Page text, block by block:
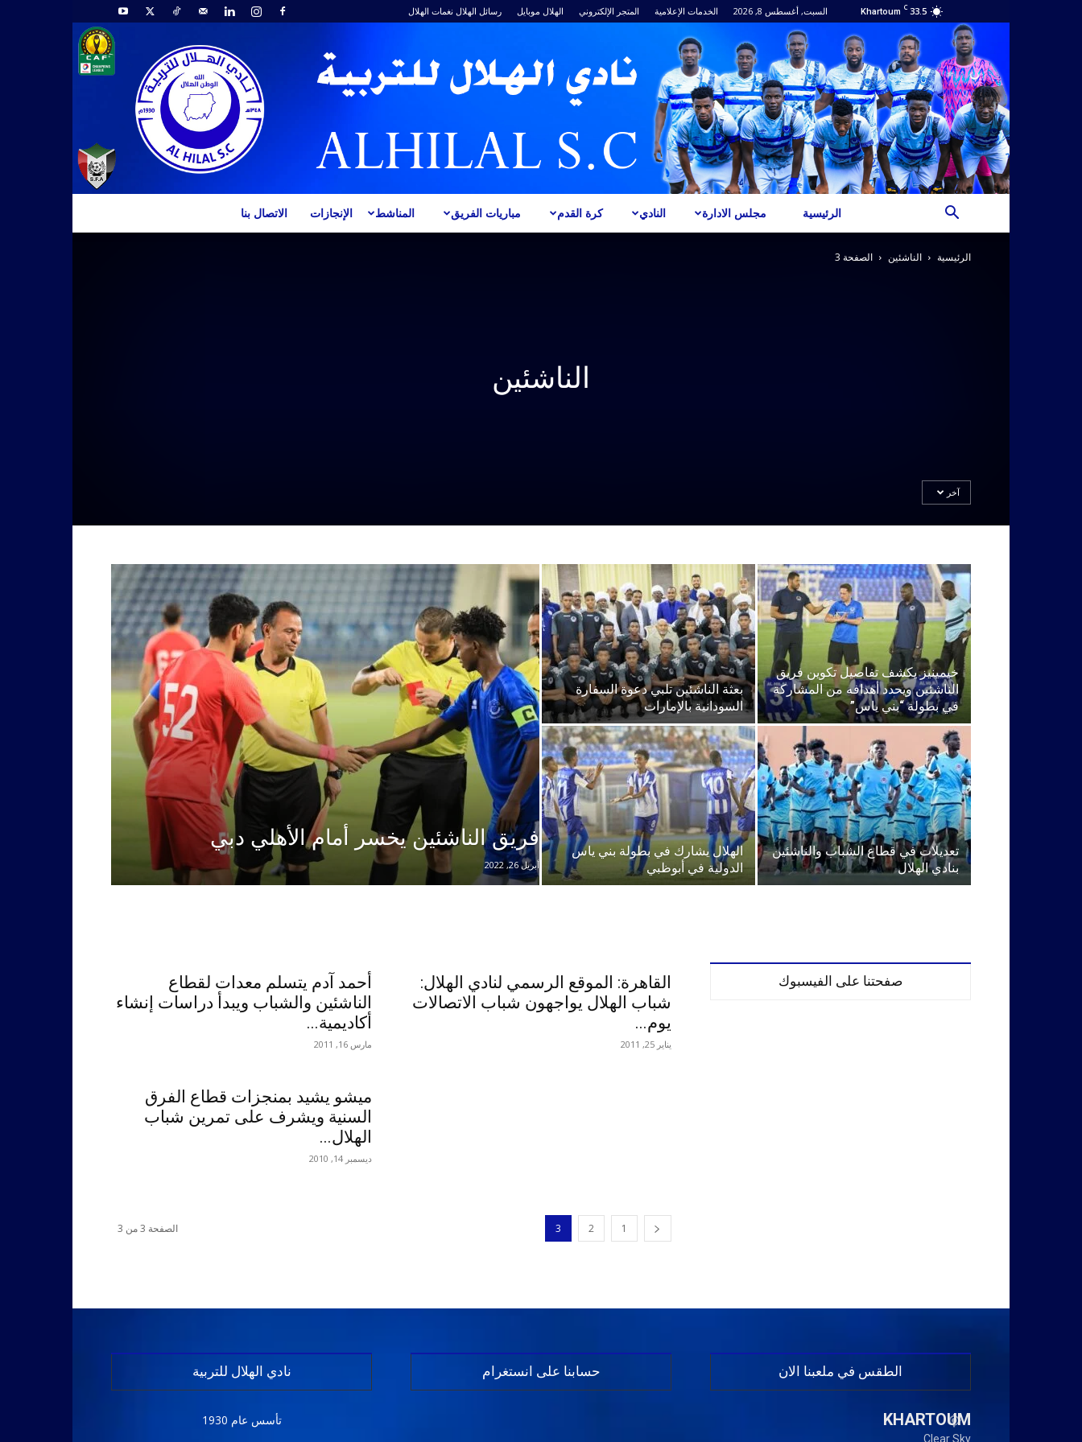
33.5
C
Khartoum السبت, أغسطس 8, 2026 الخدمات الإعلامية المتجر الإلكتروني الهلال موبايل رسائل الهلال نغمات الهلال
الاتصال بنا الإنجازات المناشط مباريات الفريق كرة القدم النادي مجلس الادارة الرئيسية
الرئيسية الناشئين الصفحة 3
الناشئين
آخر
فريق الناشئين يخسر أمام الأهلي دبي
أبريل 26, 2022
بعثة الناشئين تلبي دعوة السفارة
السودانية بالإمارات
خيمينيز يكشف تفاصيل تكوين فريق
الناشئين ويحدد أهدافه من المشاركة
في بطولة “بني ياس”
الهلال يشارك في بطولة بني ياس
الدولية في أبوظبي
تعديلات في قطاع الشباب والناشئين
بنادي الهلال
أحمد آدم يتسلم معدات لقطاع
الناشئين والشباب ويبدأ دراسات إنشاء
أكاديمية...
مارس 16, 2011
القاهرة: الموقع الرسمي لنادي الهلال:
شباب الهلال يواجهون شباب الاتصالات
يوم...
يناير 25, 2011
ميشو يشيد بمنجزات قطاع الفرق
السنية ويشرف على تمرين شباب
الهلال...
ديسمبر 14, 2010
1
2
3 الصفحة 3 من 3
صفحتنا على الفيسبوك
نادي الهلال للتربية
تأسس عام 1930
حسابنا على انستغرام الطقس في ملعبنا الان
KHARTOUM
Clear Sky